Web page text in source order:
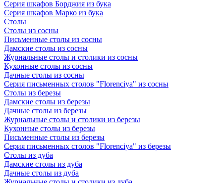
Серия шкафов Борджия из бука
Серия шкафов Марко из бука
Столы
Столы из сосны
Письменные столы из сосны
Дамские столы из сосны
Журнальные столы и столики из сосны
Кухонные столы из сосны
Дачные столы из сосны
Серия письменных столов "Florenciya" из сосны
Столы из березы
Дамские столы из березы
Дачные столы из березы
Журнальные столы и столики из березы
Кухонные столы из березы
Письменные столы из березы
Серия письменных столов "Florenciya" из березы
Столы из дуба
Дамские столы из дуба
Дачные столы из дуба